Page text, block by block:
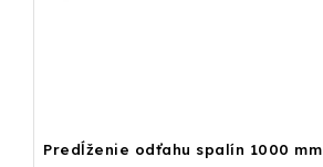
Predĺženie odťahu spalín 1000 mm